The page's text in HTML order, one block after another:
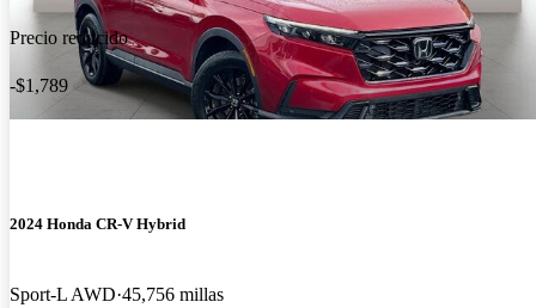
Precio reducido
-$1,789
2024 Honda CR-V Hybrid
Sport-L AWD 45,756 millas